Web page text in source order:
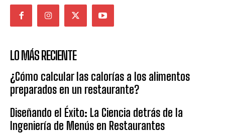
LO MÁS RECIENTE
¿Cómo calcular las calorías a los alimentos
preparados en un restaurante?
Diseñando el Éxito: La Ciencia detrás de la
Ingeniería de Menús en Restaurantes